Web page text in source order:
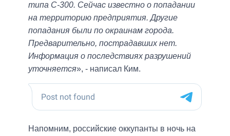
типа С-300. Сейчас известно о попадании
на территорию предприятия. Другие
попадания были по окраинам города.
Предварительно, пострадавших нет.
Информация о последствиях разрушений
уточняется», - написал Ким.
Напомним, российские оккупанты в ночь на